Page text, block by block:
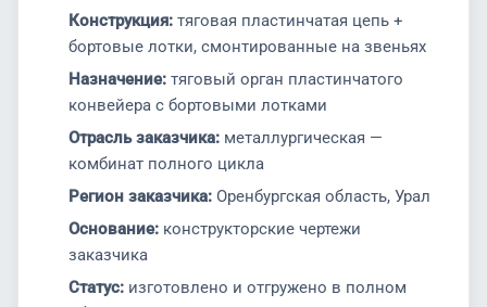
Конструкция: тяговая пластинчатая цепь +
бортовые лотки, смонтированные на звеньях
Назначение: тяговый орган пластинчатого
конвейера с бортовыми лотками
Отрасль заказчика: металлургическая —
комбинат полного цикла
Регион заказчика: Оренбургская область, Урал
Основание: конструкторские чертежи
заказчика
Статус: изготовлено и отгружено в полном